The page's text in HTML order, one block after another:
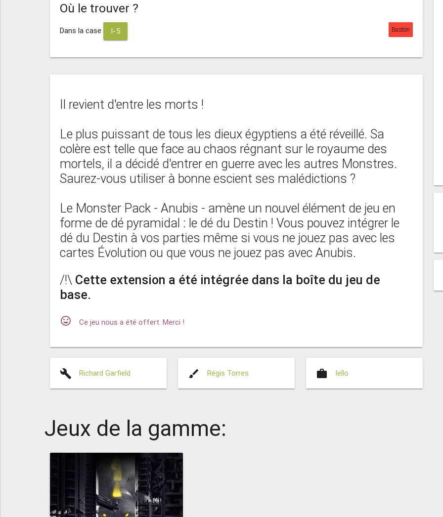
Où le trouver ?
Dans la case I-5 Baston
Il revient d'entre les morts !
Le plus puissant de tous les dieux égyptiens a été réveillé. Sa
colère est telle que face au chaos régnant sur le royaume des
mortels, il a décidé d'entrer en guerre avec les autres Monstres.
Saurez-vous utiliser à bonne escient ses malédictions ?
Le Monster Pack - Anubis - amène un nouvel élément de jeu en
forme de dé pyramidal : le dé du Destin ! Vous pouvez intégrer le
dé du Destin à vos parties même si vous ne jouez pas avec les
cartes Évolution ou que vous ne jouez pas avec Anubis.
/!\ Cette extension a été intégrée dans la boîte du jeu de
base.
mood Ce jeu nous a été offert. Merci !
build Richard Garfield brush Régis Torres work Iello
Jeux de la gamme: